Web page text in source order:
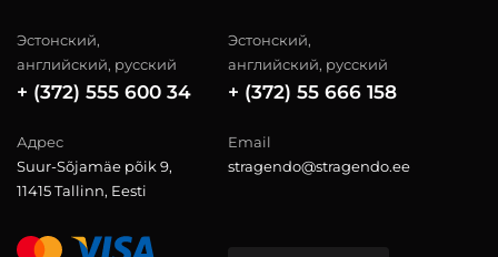
Эстонский,
английский, русский
+ (372) 555 600 34
Эстонский,
английский, русский
+ (372) 55 666 158
Адрес
Suur-Sõjamäe põik 9,
11415 Tallinn, Eesti
Email
stragendo@stragendo.ee